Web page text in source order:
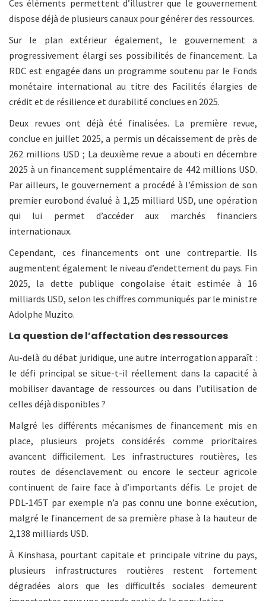
Ces éléments permettent d’illustrer que le gouvernement
dispose déjà de plusieurs canaux pour générer des ressources.
Sur le plan extérieur également, le gouvernement a
progressivement élargi ses possibilités de financement. La
RDC est engagée dans un programme soutenu par le Fonds
monétaire international au titre des Facilités élargies de
crédit et de résilience et durabilité conclues en 2025.
Deux revues ont déjà été finalisées. La première revue,
conclue en juillet 2025, a permis un décaissement de près de
262 millions USD ; La deuxième revue a abouti en décembre
2025 à un financement supplémentaire de 442 millions USD.
Par ailleurs, le gouvernement a procédé à l’émission de son
premier eurobond évalué à 1,25 milliard USD, une opération
qui lui permet d’accéder aux marchés financiers
internationaux.
Cependant, ces financements ont une contrepartie. Ils
augmentent également le niveau d’endettement du pays. Fin
2025, la dette publique congolaise était estimée à 16
milliards USD, selon les chiffres communiqués par le ministre
Adolphe Muzito.
La question de l’affectation des ressources
Au-delà du débat juridique, une autre interrogation apparaît :
le défi principal se situe-t-il réellement dans la capacité à
mobiliser davantage de ressources ou dans l’utilisation de
celles déjà disponibles ?
Malgré les différents mécanismes de financement mis en
place, plusieurs projets considérés comme prioritaires
avancent difficilement. Les infrastructures routières, les
routes de désenclavement ou encore le secteur agricole
continuent de faire face à d’importants défis. Le projet de
PDL-145T par exemple n’a pas connu une bonne exécution,
malgré le financement de sa première phase à la hauteur de
2,138 milliards USD.
À Kinshasa, pourtant capitale et principale vitrine du pays,
plusieurs infrastructures routières restent fortement
dégradées alors que les difficultés sociales demeurent